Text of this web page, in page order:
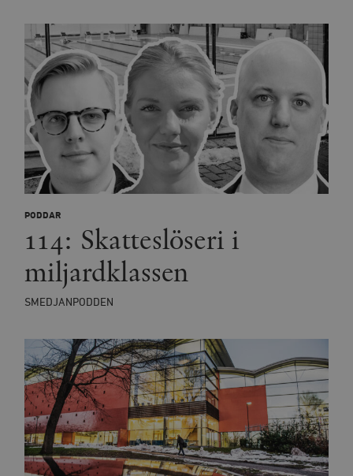
PODDAR
114: Skatteslöseri i
miljardklassen
SMEDJANPODDEN